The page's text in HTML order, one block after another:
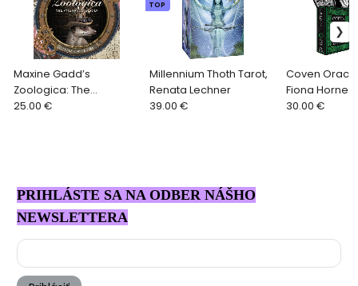
Maxine Gadd’s
Zoologica: The
Steampunk Oracle
25.00 €
Millennium Thoth Tarot,
Renata Lechner
TOP
39.00 €
Coven
Fiona Horne
30.00 €
PRIHLÁSTE SA NA ODBER NÁŠHO
NEWSLETTERA